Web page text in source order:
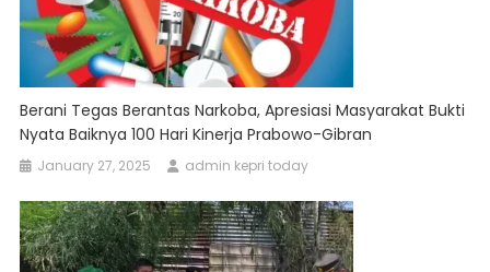
Berani Tegas Berantas Narkoba, Apresiasi Masyarakat Bukti
Nyata Baiknya 100 Hari Kinerja Prabowo-Gibran
January 27, 2025 admin kepri today